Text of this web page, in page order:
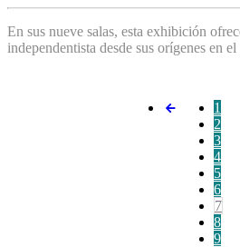
En sus nueve salas, esta exhibición
independentista desde sus orígenes en
1
2
3
4
5
6
7
8
9